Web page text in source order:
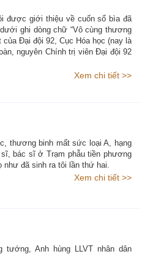
được giới thiệu về cuốn sổ bìa đã
ghi dòng chữ “Vô cùng thương
Đại đội 92, Cục Hóa học (nay là
nguyên Chính trị viên Đại đội 92
Xem chi tiết >>
thương binh mất sức loại A, hạng
bác sĩ ở Trạm phẫu tiền phương
như đã sinh ra tôi lần thứ hai.
Xem chi tiết >>
tướng, Anh hùng LLVT nhân dân